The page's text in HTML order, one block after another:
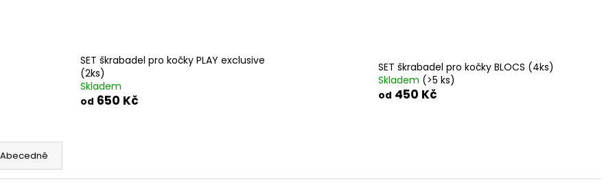
SET škrabadel pro kočky PLAY exclusive
(2ks)
Skladem
od 650 Kč
SET škrabadel pro kočky BLOCS (4ks)
Skladem (>5 ks)
od 450 Kč
Abecedně